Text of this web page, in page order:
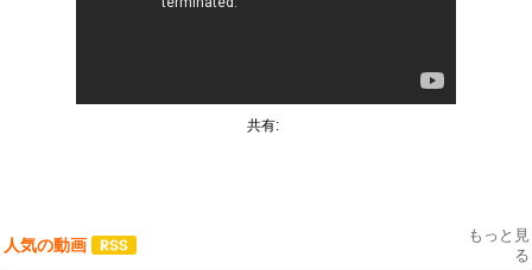
共有:
人気の動画
もっと見
る